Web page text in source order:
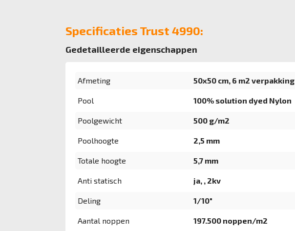
Specificaties Trust 4990:
Gedetailleerde eigenschappen
Afmeting 50x50 cm, 6 m2 verpakking
Pool 100% solution dyed Nylon
Poolgewicht 500 g/m2
Poolhoogte 2,5 mm
Totale hoogte 5,7 mm
Anti statisch ja, , 2kv
Deling 1/10"
Aantal noppen 197.500 noppen/m2